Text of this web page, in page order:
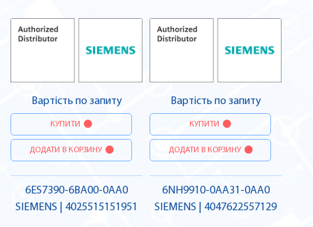
Вартість по запиту
КУПИТИ
ДОДАТИ В КОРЗИНУ
Вартість по запиту
КУПИТИ
ДОДАТИ В КОРЗИНУ
6ES7390-6BA00-0AA0
SIEMENS | 4025515151951
6NH9910-0AA31-0AA0
SIEMENS | 4047622557129